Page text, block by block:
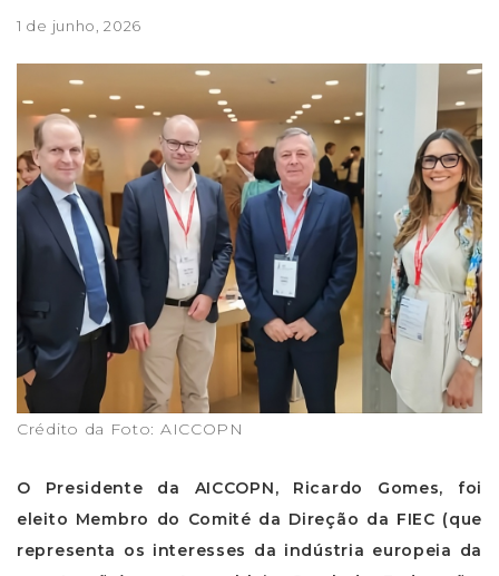
1 de junho, 2026
Crédito da Foto: AICCOPN
O Presidente da AICCOPN, Ricardo Gomes, foi
eleito Membro do Comité da Direção da FIEC (que
representa os interesses da indústria europeia da